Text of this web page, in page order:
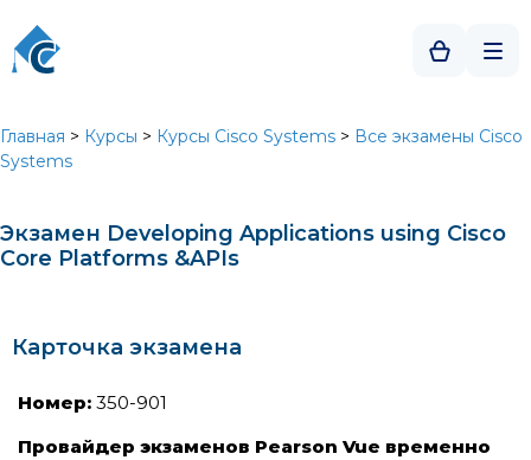
Главная > Курсы > Курсы Cisco Systems > Все экзамены Cisco
Systems
Экзамен Developing Applications using Cisco
Core Platforms &APIs
Карточка экзамена
Номер: 350-901
Провайдер экзаменов Pearson Vue временно